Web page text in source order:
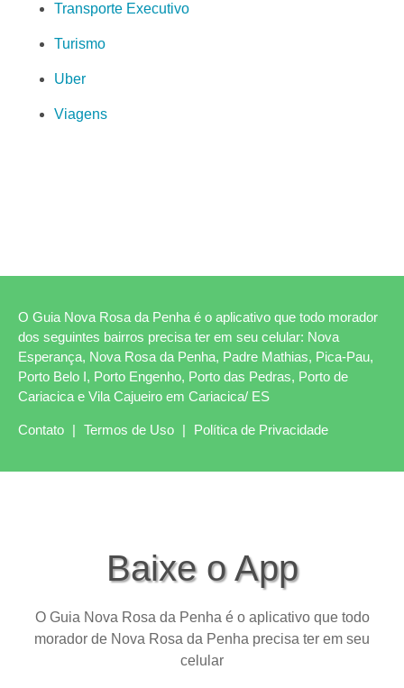
Transporte Executivo
Turismo
Uber
Viagens
O Guia Nova Rosa da Penha é o aplicativo que todo morador
dos seguintes bairros precisa ter em seu celular: Nova
Esperança, Nova Rosa da Penha, Padre Mathias, Pica-Pau,
Porto Belo I, Porto Engenho, Porto das Pedras, Porto de
Cariacica e Vila Cajueiro em Cariacica/ ES
Contato | Termos de Uso | Política de Privacidade
Baixe o App
O Guia Nova Rosa da Penha é o aplicativo que todo
morador de Nova Rosa da Penha precisa ter em seu
celular